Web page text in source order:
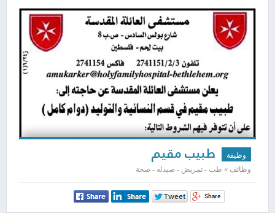
وظيفة طبيب مقيم
وظائف » طب - تمريض - صيدله - صحة